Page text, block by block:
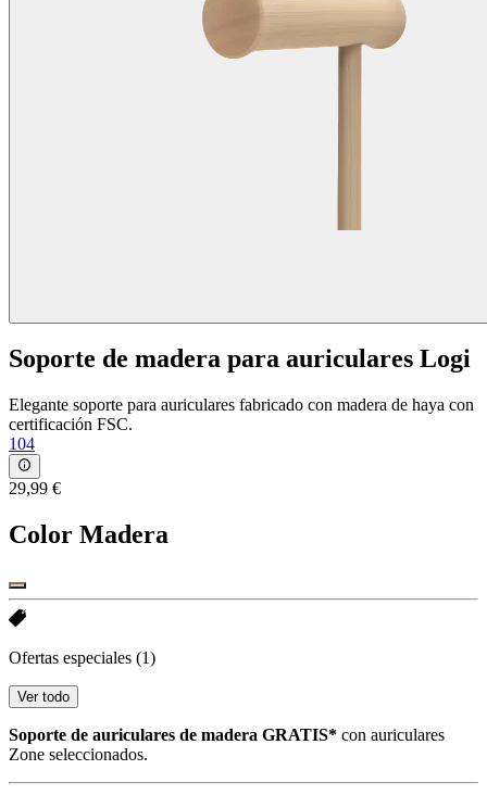
Soporte de madera para auriculares Logi
Elegante soporte para auriculares fabricado con madera de haya con
certificación FSC.
104
29,99 €
Color Madera
Ofertas especiales (1)
Ver todo
Soporte de auriculares de madera GRATIS* con auriculares
Zone seleccionados.